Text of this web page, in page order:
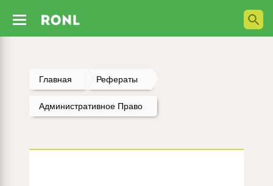
Главная Рефераты
Административное Право